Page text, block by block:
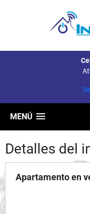
MENÚ
Detalles del
Apartamento en